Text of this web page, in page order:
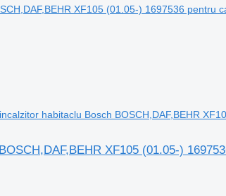
incalzitor habitaclu Bosch BOSCH,DAF,BEHR
XF105 (01.05-)